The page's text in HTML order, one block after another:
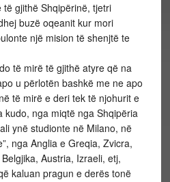
gjithë Shqipërinë, tjetri
buzë oqeanit kur mori
një mision të shenjtë te
të mirë të gjithë atyre që na
u përlotën bashkë me ne apo
të mirë e deri tek të njohurit e
kudo, nga miqtë nga Shqipëria
ynë studionte në Milano, në
nga Anglia e Greqia, Zvicra,
Austria, Izraeli, etj,
kaluan pragun e derës tonë